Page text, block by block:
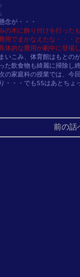
木に飾り付けを行った
でまかなえたな・・・
的な費用が劇中に登場
いこみ、体育館はもとの
た飲食物も綺麗に掃除し
の家庭科の授業では、今
・・・でもSSはあとちょ
前の話